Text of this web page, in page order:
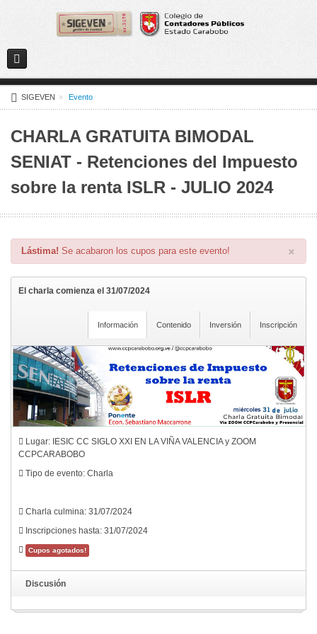
Menú de usuario
SIGEVEN » Evento
CHARLA GRATUITA BIMODAL
SENIAT - Retenciones del Impuesto
sobre la renta ISLR - JULIO 2024
×
Lástima! Se acabaron los cupos para este evento!
El charla comienza el 31/07/2024
Información Contenido Inversión Inscripción
Lugar: IESIC CC SIGLO XXI EN LA VIÑA VALENCIA y ZOOM
CCPCARABOBO
Tipo de evento: Charla
Charla culmina: 31/07/2024
Inscripciones hasta: 31/07/2024
Cupos agotados!
Discusión